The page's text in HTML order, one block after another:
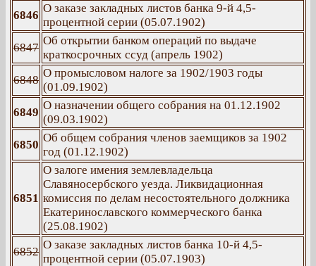
6846
О заказе закладных листов банка 9-й 4,5-
процентной серии (05.07.1902)
6847
Об открытии банком операций по выдаче
краткосрочных ссуд (апрель 1902)
6848
О промысловом налоге за 1902/1903 годы
(01.09.1902)
6849
О назначении общего собрания на 01.12.1902
(09.03.1902)
6850
Об общем собрания членов заемщиков за 1902
год (01.12.1902)
6851
О залоге имения землевладельца
Славяносербского уезда. Ликвидационная
комиссия по делам несостоятельного должника
Екатеринославского коммерческого банка
(25.08.1902)
6852
О заказе закладных листов банка 10-й 4,5-
процентной серии (05.07.1903)